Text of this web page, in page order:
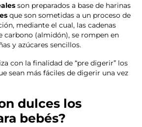
son preparados a base de harinas
que son sometidas a un proceso de
mediante el cual, las cadenas
carbono (almidón), se rompen en
y azúcares sencillos.
con la finalidad de “pre digerir” los
sean más fáciles de digerir una vez
dulces los
bebés?